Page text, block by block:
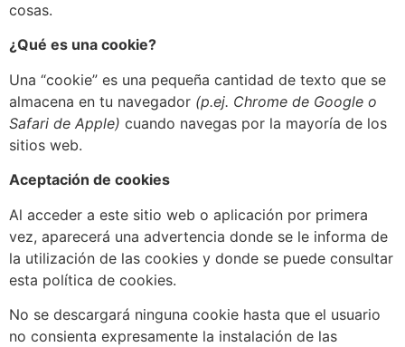
cosas.
¿Qué es una cookie?
Una “cookie” es una pequeña cantidad de texto que se
almacena en tu navegador (p.ej. Chrome de Google o
Safari de Apple) cuando navegas por la mayoría de los
sitios web.
Aceptación de cookies
Al acceder a este sitio web o aplicación por primera
vez, aparecerá una advertencia donde se le informa de
la utilización de las cookies y donde se puede consultar
esta política de cookies.
No se descargará ninguna cookie hasta que el usuario
no consienta expresamente la instalación de las